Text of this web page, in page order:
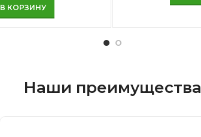
В КОРЗИНУ
Наши преимущества